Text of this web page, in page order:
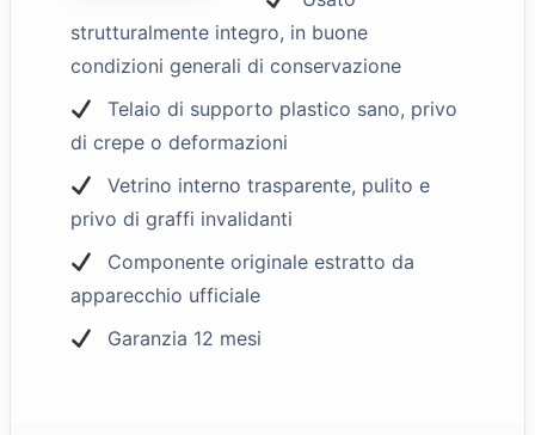
strutturalmente integro, in buone
condizioni generali di conservazione
Telaio di supporto plastico sano, privo
di crepe o deformazioni
Vetrino interno trasparente, pulito e
privo di graffi invalidanti
Componente originale estratto da
apparecchio ufficiale
Garanzia 12 mesi